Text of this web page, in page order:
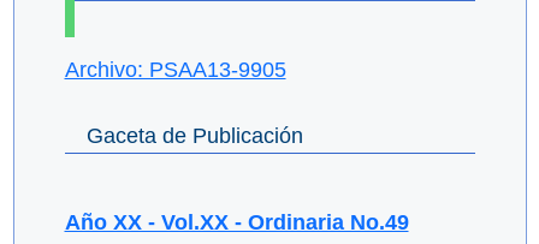
Archivo: PSAA13-9905
Gaceta de Publicación
Año XX - Vol.XX - Ordinaria No.49